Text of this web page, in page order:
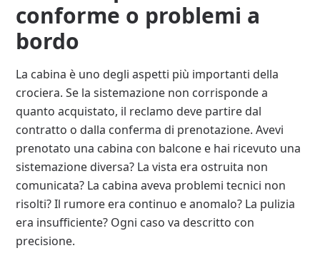
conforme o problemi a
bordo
La cabina è uno degli aspetti più importanti della
crociera. Se la sistemazione non corrisponde a
quanto acquistato, il reclamo deve partire dal
contratto o dalla conferma di prenotazione. Avevi
prenotato una cabina con balcone e hai ricevuto una
sistemazione diversa? La vista era ostruita non
comunicata? La cabina aveva problemi tecnici non
risolti? Il rumore era continuo e anomalo? La pulizia
era insufficiente? Ogni caso va descritto con
precisione.